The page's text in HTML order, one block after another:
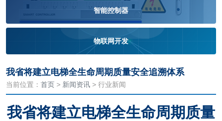
智能控制器
物联网开发
我省将建立电梯全生命周期质量安全追溯体系
当前位置： 首页 > 新闻资讯 > 行业新闻
我省将建立电梯全生命周期质量